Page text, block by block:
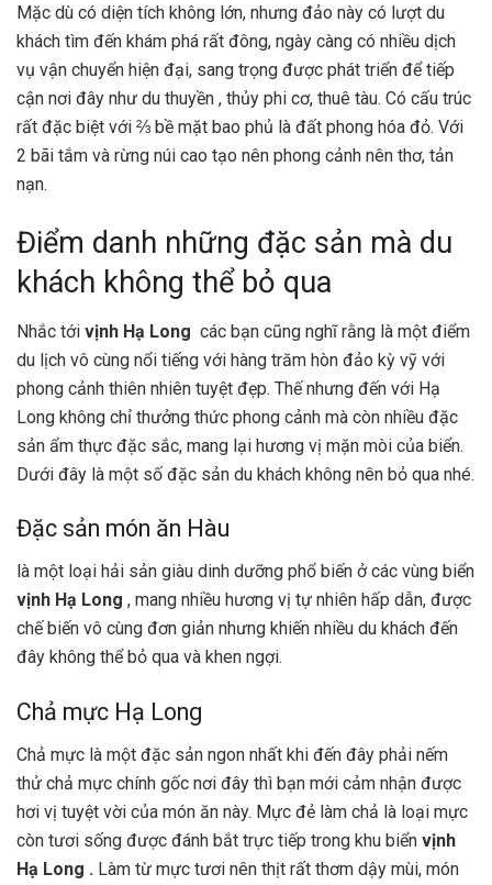
Mặc dù có diện tích không lớn, nhưng đảo này có lượt du
khách tìm đến khám phá rất đông, ngày càng có nhiều dịch
vụ vận chuyển hiện đại, sang trọng được phát triển để tiếp
cận nơi đây như du thuyền , thủy phi cơ, thuê tàu. Có cấu trúc
rất đặc biệt với ⅔ bề mặt bao phủ là đất phong hóa đỏ. Với
2 bãi tắm và rừng núi cao tạo nên phong cảnh nên thơ, tản
nạn.
Điểm danh những đặc sản mà du
khách không thể bỏ qua
Nhắc tới vịnh Hạ Long các bạn cũng nghĩ rằng là một điểm
du lịch vô cùng nổi tiếng với hàng trăm hòn đảo kỳ vỹ với
phong cảnh thiên nhiên tuyệt đẹp. Thế nhưng đến với Hạ
Long không chỉ thưởng thức phong cảnh mà còn nhiều đặc
sản ẩm thực đặc sắc, mang lại hương vị mặn mòi của biển.
Dưới đây là một số đặc sản du khách không nên bỏ qua nhé.
Đặc sản món ăn Hàu
là một loại hải sản giàu dinh dưỡng phổ biến ở các vùng biển
vịnh Hạ Long , mang nhiều hương vị tự nhiên hấp dẫn, được
chế biến vô cùng đơn giản nhưng khiến nhiều du khách đến
đây không thể bỏ qua và khen ngợi.
Chả mực Hạ Long
Chả mực là một đặc sản ngon nhất khi đến đây phải nếm
thử chả mực chính gốc nơi đây thì bạn mới cảm nhận được
hơi vị tuyệt vời của món ăn này. Mực đẻ làm chả là loại mực
còn tươi sống được đánh bắt trực tiếp trong khu biển vịnh
Hạ Long . Làm từ mực tươi nên thịt rất thơm dậy mùi, món